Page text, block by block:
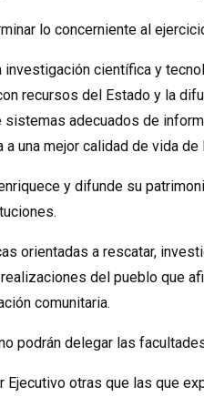
lo concerniente al
científica y
recursos del Estado y la
adecuados de
una mejor calidad de vida de
y difunde su
orientadas a rescatar,
del pueblo que
comunitaria.
podrán delegar las
Ejecutivo otras que las que